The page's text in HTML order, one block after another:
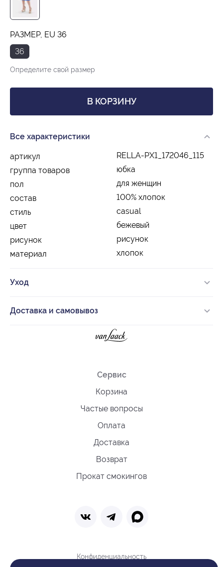
РАЗМЕР, EU 36
36
Определите свой размер
В КОРЗИНУ
Все характеристики
артикул
RELLA-PX1_172046_115
группа товаров
юбка
пол
для женщин
состав
100% хлопок
стиль
casual
цвет
бежевый
рисунок
рисунок
материал
хлопок
Уход
Доставка и самовывоз
Сервис
Корзина
Частые вопросы
Оплата
Доставка
Возврат
Прокат смокингов
Конфиденциальность